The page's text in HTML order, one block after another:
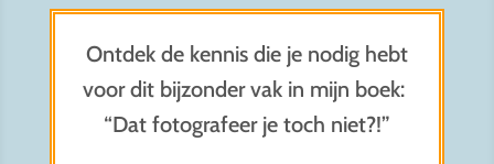
Ontdek de kennis die je nodig hebt
voor dit bijzonder vak in mijn boek:
“Dat fotografeer je toch niet?!”